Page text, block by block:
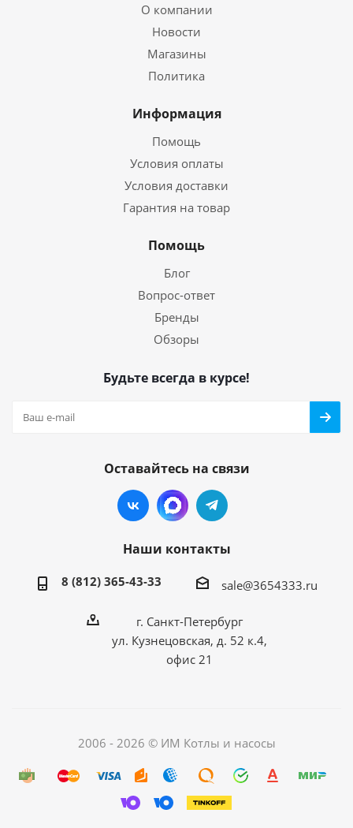
О компании
Новости
Магазины
Политика
Информация
Помощь
Условия оплаты
Условия доставки
Гарантия на товар
Помощь
Блог
Вопрос-ответ
Бренды
Обзоры
Будьте всегда в курсе!
Оставайтесь на связи
Наши контакты
8 (812) 365-43-33 sale@3654333.ru
г. Санкт-Петербург
ул. Кузнецовская, д. 52 к.4,
офис 21
2006 - 2026 © ИМ Котлы и насосы